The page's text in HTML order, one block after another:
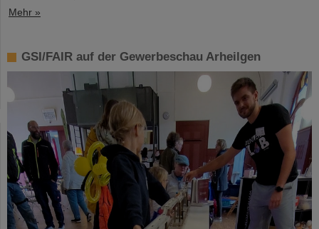
Mehr »
GSI/FAIR auf der Gewerbeschau Arheilgen